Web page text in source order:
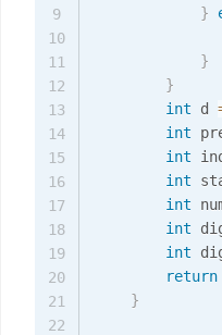
}
}
}
int d
int
int
int
int
int
int
return
}
9
10
11
12
13
14
15
16
17
18
19
20
21
22